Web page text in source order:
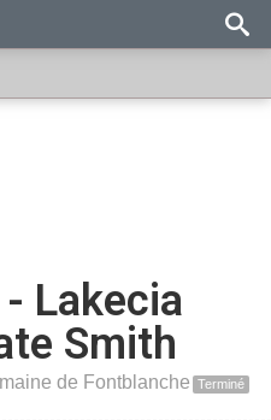
Lakecia
Smith
de Fontblanche Terminé